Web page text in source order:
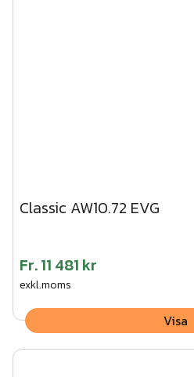
Classic AW10.72 EVG
Fr.11 481 kr
exkl.moms
Visa